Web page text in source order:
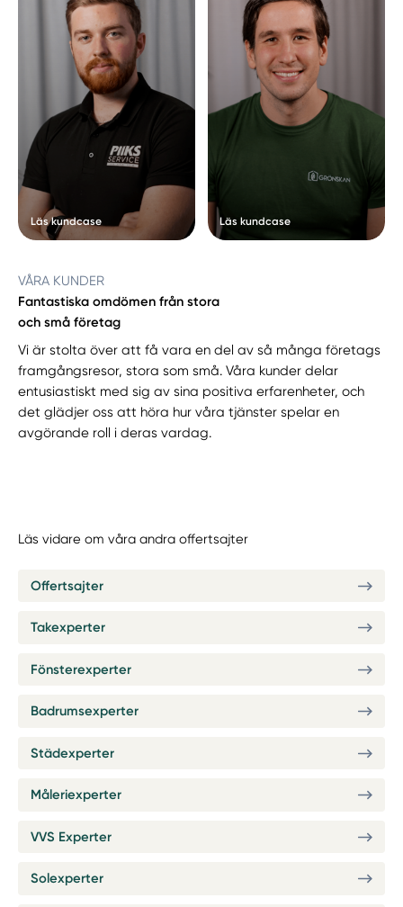
Läs kundcase Läs kundcase
VÅRA KUNDER
Fantastiska omdömen från stora
och små företag
Vi är stolta över att få vara en del av så många företags
framgångsresor, stora som små. Våra kunder delar
entusiastiskt med sig av sina positiva erfarenheter, och
det glädjer oss att höra hur våra tjänster spelar en
avgörande roll i deras vardag.
Läs vidare om våra andra offertsajter
Offertsajter
Takexperter
Fönsterexperter
Badrumsexperter
Städexperter
Måleriexperter
VVS Experter
Solexperter